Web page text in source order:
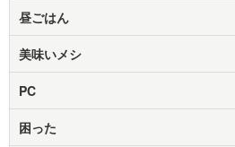
昼ごはん
美味いメシ
PC
困った